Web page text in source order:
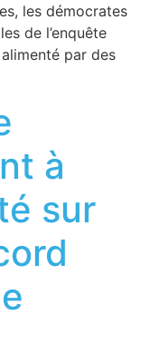
les démocrates
de l’enquête
par des
à
sur